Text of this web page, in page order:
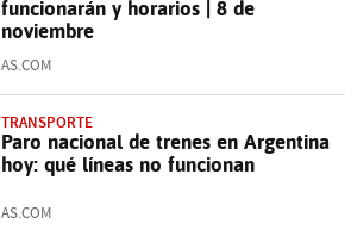
funcionarán y horarios | 8 de
noviembre
AS.COM
TRANSPORTE
Paro nacional de trenes en Argentina
hoy: qué líneas no funcionan
AS.COM